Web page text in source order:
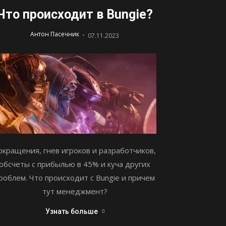
происходит в Bungie?
Антон Пасечник - 07.11.2023
гнев игроков и разработчиков,
с прибылью в 45% и куча других
Что происходит с Bungie и причем
тут менеджмент?
Узнать больше